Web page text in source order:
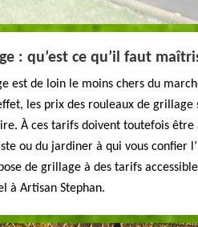
: qu’est ce qu’il faut
est de loin le moins chers du
les prix des rouleaux de grillage
À ces tarifs doivent toutefois être
ou du jardiner à qui vous confier
de grillage à des tarifs
à Artisan Stephan.